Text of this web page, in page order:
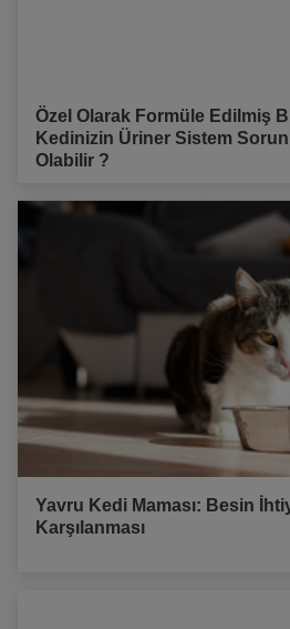
Özel Olarak Formüle Edilmiş
Kedinizin Üriner Sistem
Olabilir ?
Yavru Kedi Maması: Besin
Karşılanması